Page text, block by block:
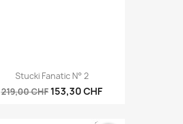
Stucki Fanatic N° 2
219,00 CHF 153,30 CHF